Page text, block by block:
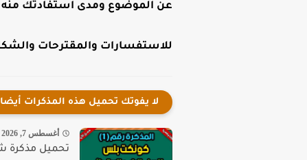
عن الموضوع ومدى استفادتك
للاستفسارات والمقترحات
لا يفوتك تحميل هذه المذكرات أيضا
أغسطس 7, 2026
تحميل مذكرة